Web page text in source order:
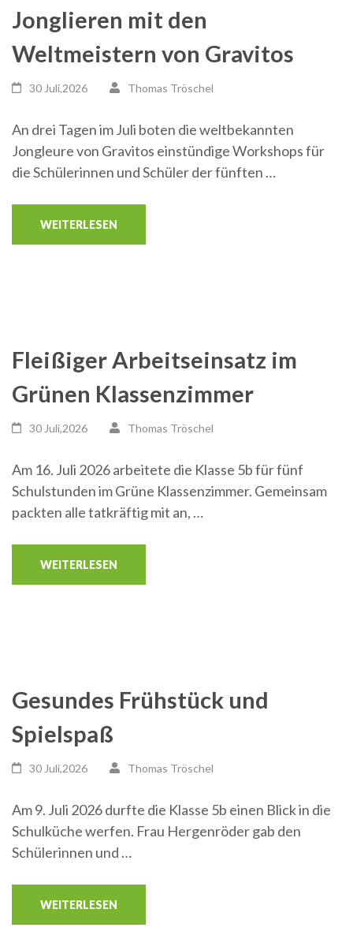
Jonglieren mit den
Weltmeistern von Gravitos
30 Juli,2026 Thomas Tröschel
An drei Tagen im Juli boten die weltbekannten
Jongleure von Gravitos einstündige Workshops für
die Schülerinnen und Schüler der fünften …
WEITERLESEN
Fleißiger Arbeitseinsatz im
Grünen Klassenzimmer
30 Juli,2026 Thomas Tröschel
Am 16. Juli 2026 arbeitete die Klasse 5b für fünf
Schulstunden im Grüne Klassenzimmer. Gemeinsam
packten alle tatkräftig mit an, …
WEITERLESEN
Gesundes Frühstück und
Spielspaß
30 Juli,2026 Thomas Tröschel
Am 9. Juli 2026 durfte die Klasse 5b einen Blick in die
Schulküche werfen. Frau Hergenröder gab den
Schülerinnen und …
WEITERLESEN